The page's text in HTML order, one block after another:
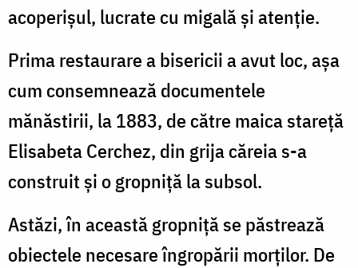
acoperişul, lucrate cu migală şi atenţie.
Prima restaurare a bisericii a avut loc, aşa
cum consemnează documentele
mănăstirii, la 1883, de către maica stareţă
Elisabeta Cerchez, din grija căreia s-a
construit şi o gropniţă la subsol.
Astăzi, în această gropniţă se păstrează
obiectele necesare îngropării morţilor. De